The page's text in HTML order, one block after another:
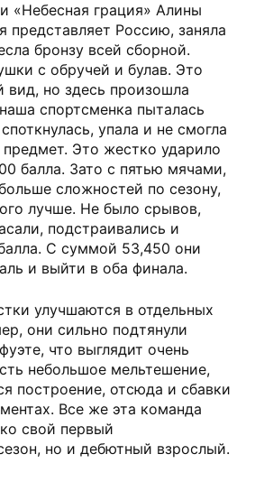
«Небесная грация» Алины
представляет Россию, заняла
бронзу всей сборной.
с обручей и булав. Это
вид, но здесь произошла
спортсменка пыталась
упала и не смогла
Это жестко ударило
балла. Зато с пятью мячами,
сложностей по сезону,
лучше. Не было срывов,
подстраивались и
С суммой 53,450 они
и выйти в оба финала.
улучшаются в отдельных
они сильно подтянули
что выглядит очень
небольшое мельтешение,
построение, отсюда и сбавки
Все же эта команда
свой первый
но и дебютный взрослый.